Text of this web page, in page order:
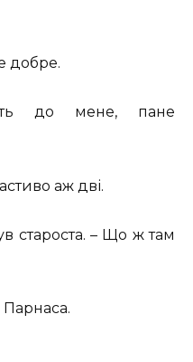
добре.
до мене, пане
аж дві.
староста. – Що ж там
Парнаса.